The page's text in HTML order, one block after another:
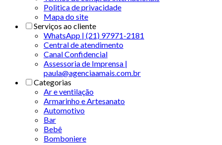
Politica de privacidade
Mapa do site
Serviços ao cliente
WhatsApp | (21) 97971-2181
Central de atendimento
Canal Confidencial
Assessoria de Imprensa |
paula@agenciaamais.com.br
Categorias
Ar e ventilação
Armarinho e Artesanato
Automotivo
Bar
Bebê
Bomboniere